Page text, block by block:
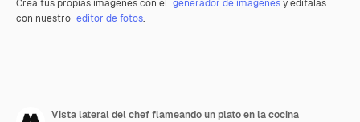
Crea tus propias imágenes con el generador de imágenesy edítalas
con nuestro editor de fotos.
Vista lateral del chef flameando un plato en la cocina